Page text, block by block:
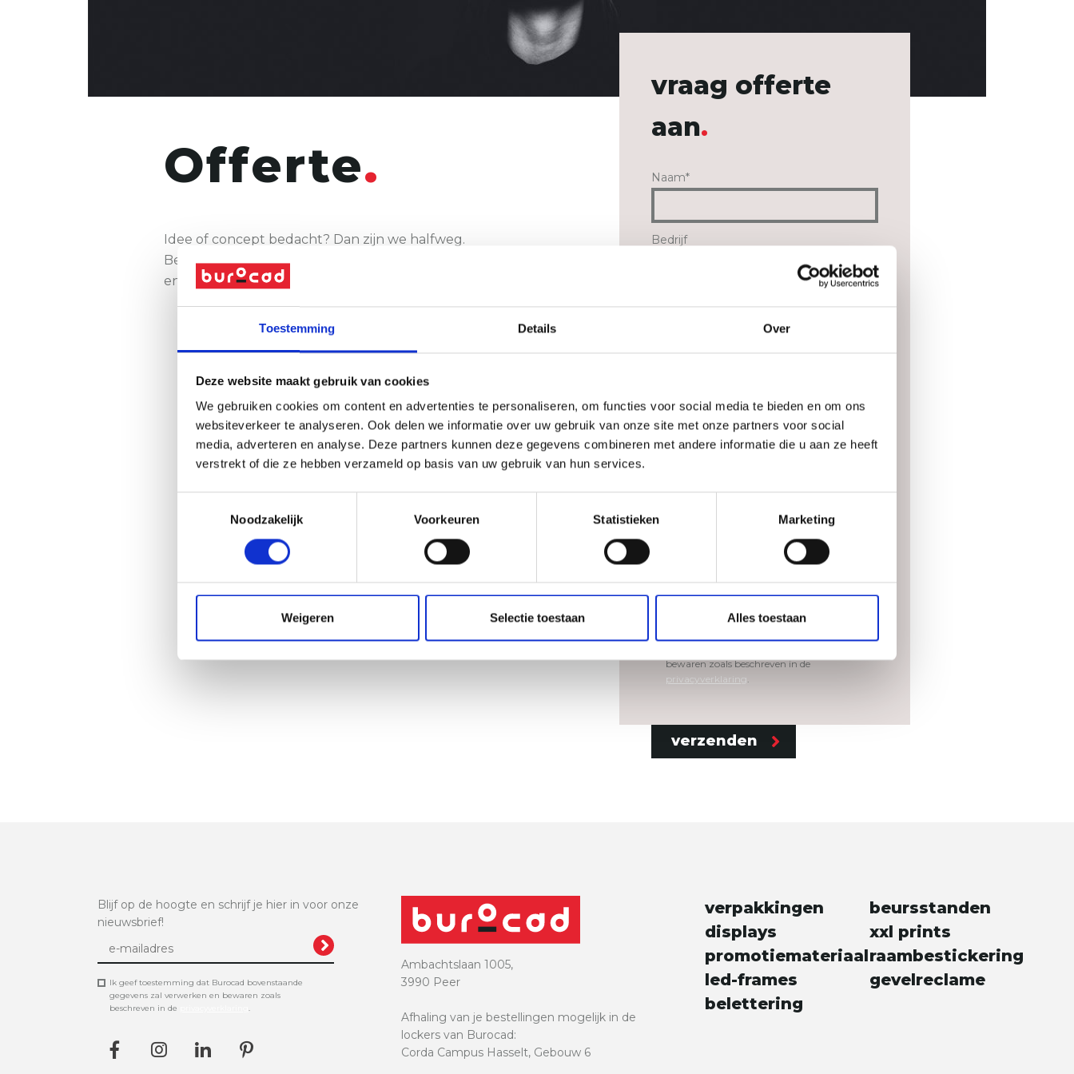
Toestemming Details Over
Deze website maakt gebruik van cookies
We gebruiken cookies om content en advertenties te personaliseren, om functies voor social media te bieden en om ons
websiteverkeer te analyseren. Ook delen we informatie over uw gebruik van onze site met onze partners voor social
media, adverteren en analyse. Deze partners kunnen deze gegevens combineren met andere informatie die u aan ze heeft
verstrekt of die ze hebben verzameld op basis van uw gebruik van hun services.
Noodzakelijk
Voorkeuren Statistieken Marketing
Weigeren Selectie toestaan Alles toestaan
vraag offerte
aan
Naam*
Bedrijf
bewaren zoals beschreven in de
privacyverklaring.
verzenden
Offerte
Idee of concept bedacht? Dan zijn we halfweg.
Benieuwd naar het kostenplaatje? Vraag je offerte aan
en we zorgen voor een aangepaste budgettering.
Blijf op de hoogte en schrijf je hier in voor onze
nieuwsbrief!
Ik geef toestemming dat Burocad bovenstaande
gegevens zal verwerken en bewaren zoals
beschreven in de
.
Ambachtslaan 1005,
3990 Peer
Afhaling van je bestellingen mogelijk in de
lockers van Burocad:
Corda Campus Hasselt, Gebouw 6
verpakkingen
displays
promotiemateriaal
led-frames
belettering
beursstanden
xxl prints
raambestickering
gevelreclame